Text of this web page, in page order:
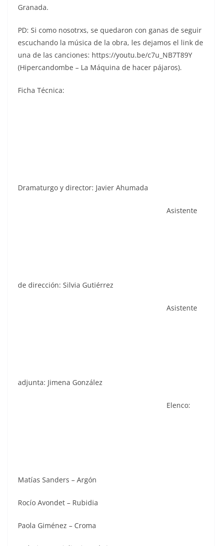
Granada.
PD: Si como nosotrxs, se quedaron con ganas de seguir
escuchando la música de la obra, les dejamos el link de
una de las canciones: https://youtu.be/c7u_NB7T89Y
(Hipercandombe – La Máquina de hacer pájaros).
Ficha Técnica:
Dramaturgo y director: Javier Ahumada
Asistente
de dirección: Silvia Gutiérrez
Asistente
adjunta: Jimena González
Elenco:
Matías Sanders – Argón
Rocío Avondet – Rubidia
Paola Giménez – Croma